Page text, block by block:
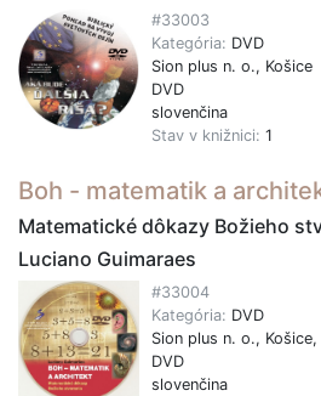
#33003
Kategória: DVD
Sion plus n. o., Košice
DVD
slovenčina
Stav v knižnici: 1
Boh - matematik a
Matematické dôkazy Božieho
Luciano Guimaraes
#33004
Kategória: DVD
Sion plus n. o., Košice,
DVD
slovenčina